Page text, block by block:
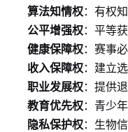
算法知情权：有权
公平增强权：平等
健康保障权：赛事
收入保障权：建立
职业发展权：提供
教育优先权：青少
隐私保护权：生物